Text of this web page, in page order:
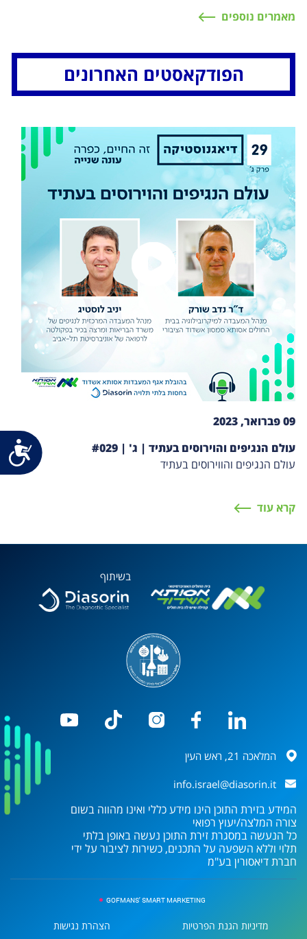
מאמרים נוספים
הפודקאסטים האחרונים
09 פברואר, 2023
עולם הנגיפים והוירוסים בעתיד | ג' | #029
עולם הנגיפים והווירוסים בעתיד
קרא עוד
המלאכה 21, ראש העין
info.israel@diasorin.it
בשיתוף
המידע בזירת התוכן הינו מידע כללי ואינו מהווה בשום
צורה המלצה/יעוץ רפואי
כל הנעשה במסגרת זירת התוכן נעשה באופן בלתי
תלוי וללא השפעה על התכנים, כשירות לציבור על ידי
חברתדיאסורין בע"מ
מדיניות הגנת הפרטיות הצהרת נגישות
GOFMANS' SMART MARKETING